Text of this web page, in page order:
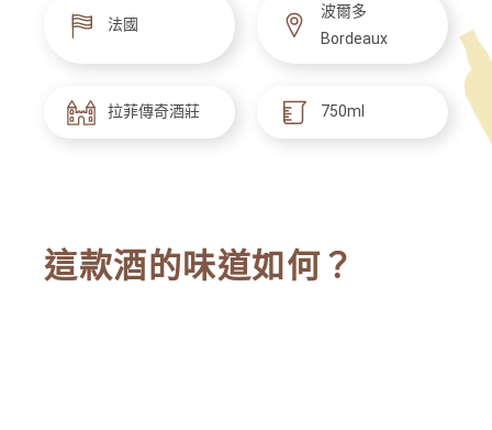
法國
波爾多
Bordeaux
拉菲傳奇酒莊 750ml
這款酒的味道如何？